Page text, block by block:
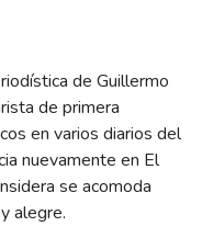
de Guillermo
de primera
en varios diarios del
nuevamente en El
se acomoda
alegre.